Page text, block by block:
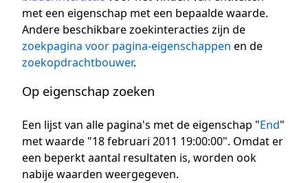
met een eigenschap met een bepaalde waarde.
Andere beschikbare zoekinteracties zijn de
zoekpagina voor pagina-eigenschappen en de
zoekopdrachtbouwer.
Op eigenschap zoeken
Een lijst van alle pagina's met de eigenschap "End"
met waarde "18 februari 2011 19:00:00". Omdat er
een beperkt aantal resultaten is, worden ook
nabije waarden weergegeven.